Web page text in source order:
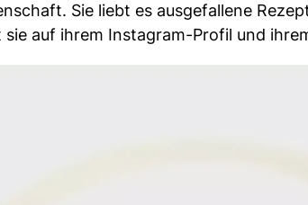
Sie liebt es ausgefallene
auf ihrem Instagram-Profil und